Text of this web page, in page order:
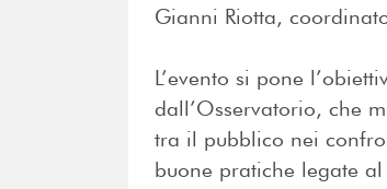
Gianni Riotta,
L’evento si pone
dall’Osservatorio, che
tra il pubblico nei
buone pratiche legate